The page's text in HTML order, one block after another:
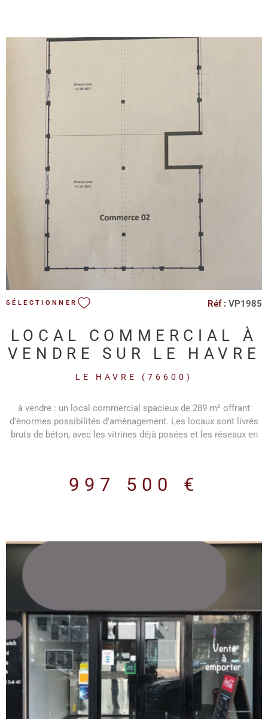
professionnels spacieux et bien situés. Contactez-nous dès
maintenant pour obtenir plus d'informations et organiser une
VOIR LE BIEN
SÉLECTIONNER Réf : VP1985
LOCAL COMMERCIAL À
VENDRE SUR LE HAVRE
LE HAVRE (76600)
à vendre : un local commercial spacieux de 289 m² offrant
d'énormes possibilités d'aménagement. Les locaux sont livrés
bruts de béton, avec les vitrines déjà posées et les réseaux en
attirer une clientèle nombreuse. De plus, selon accord, il est
restaurant, un magasin de détail ou tout autre type d'activité
commerciale, ce local offre une toile vierge pour concrétiser
votre projet. Son emplacement stratégique, combiné à sa
surface généreuse, en fait une opportunité unique sur le
marché. Ne manquez pas cette occasion de développer votre
entreprise dans un espace commercial prometteur. Contactez-
nous dès maintenant pour organiser une visite et découvrir tout
le potentiel de ce local commercial.
997 500 €
VOIR LE BIEN